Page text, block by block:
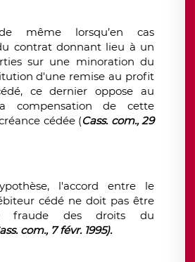
même lorsqu’en cas
contrat donnant lieu à un
sur une minoration du
d'une remise au profit
ce dernier oppose au
compensation de cette
cédée (Cass. com., 29
l'accord entre le
cédé ne doit pas être
fraude des droits du
com., 7 févr. 1995).